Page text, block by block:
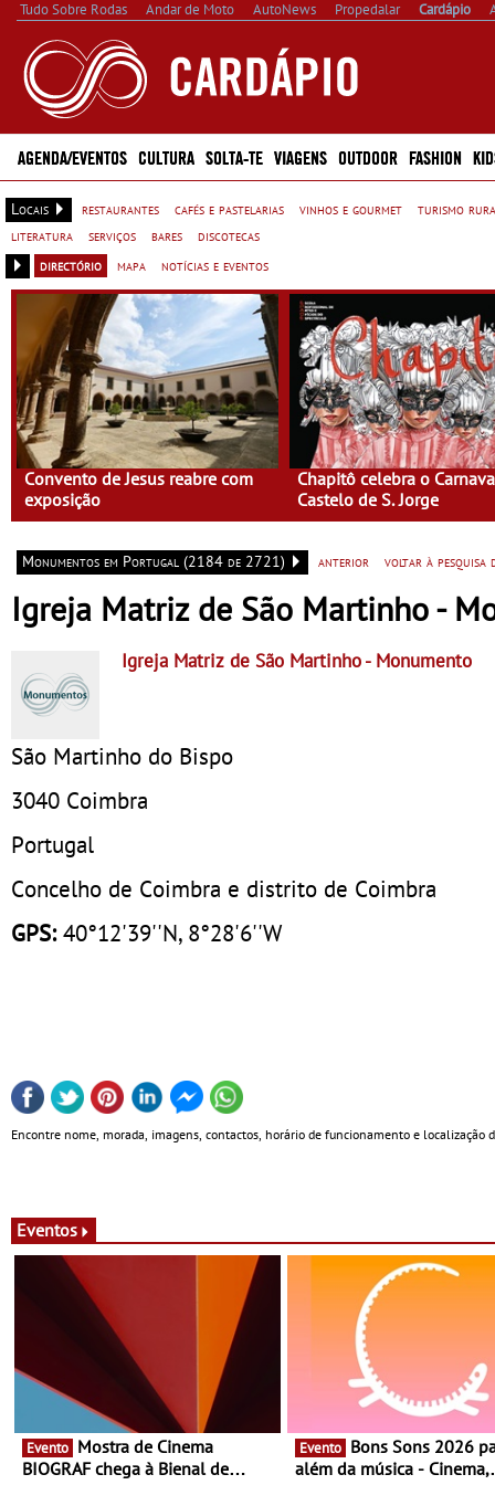
Tudo Sobre Rodas Andar de Moto AutoNews Propedalar Cardápio
AGENDA/EVENTOS CULTURA SOLTA-TE VIAGENS OUTDOOR FASHION
Locais restaurantes cafés e pastelarias vinhos e gourmet turismo
literatura
serviços bares
discotecas
directório
mapa notícias e eventos
Convento de Jesus reabre com
exposição
Chapitô celebra o
Castelo de S. Jorge
Monumentos em Portugal (2184 de 2721) anterior voltar à pesquisa
Igreja Matriz de São Martinho -
Igreja Matriz de São Martinho- Monumento
São Martinho do Bispo
3040 Coimbra
Portugal
Concelho de Coimbra e distrito de Coimbra
GPS:40°12'39''N, 8°28'6''W
Encontre nome, morada, imagens, contactos, horário de funcionamento e localização
Eventos
Evento
BIOGRAF chega à Bienal de
Evento
além da música - Cinema,